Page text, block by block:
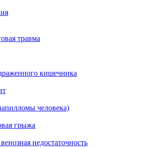
травма
кишечника
человека)
грыжа
недостаточность